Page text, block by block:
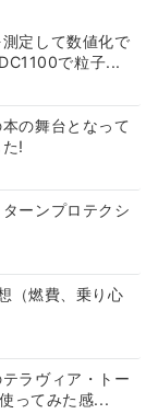
定して数値化で
で粒子...
の舞台となって
!
ターンプロテクシ
（燃費、乗り心
テラヴィア・トー
ってみた感...